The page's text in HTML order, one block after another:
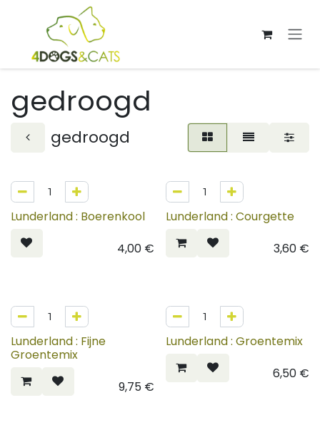
Overslaan naar inhoud
gedroogd
gedroogd
Lunderland : Boerenkool
4,00€
Lunderland : Courgette
3,60€
Lunderland : Fijne
Groentemix
9,75€
Lunderland : Groentemix
6,50€